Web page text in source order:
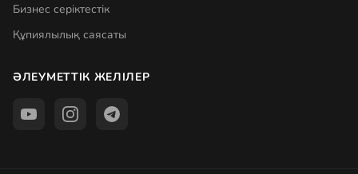
Бизнес серіктестік
Құпиялылық саясаты
ӘЛЕУМЕТТІК ЖЕЛІЛЕР